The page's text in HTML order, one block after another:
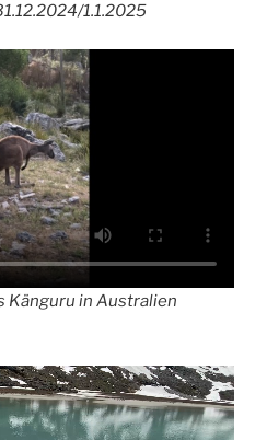
1.1.2025
Känguru in Australien